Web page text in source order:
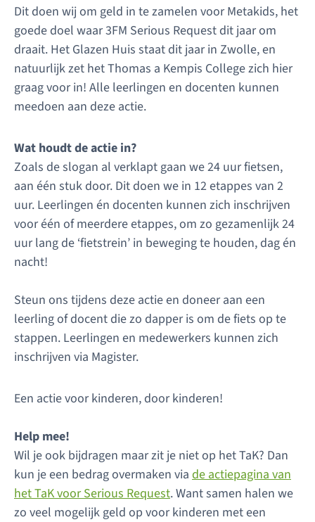
Dit doen wij om geld in te zamelen voor Metakids, het
goede doel waar 3FM Serious Request dit jaar om
draait. Het Glazen Huis staat dit jaar in Zwolle, en
natuurlijk zet het Thomas a Kempis College zich hier
graag voor in! Alle leerlingen en docenten kunnen
meedoen aan deze actie.
Wat houdt de actie in?
Zoals de slogan al verklapt gaan we 24 uur fietsen,
aan één stuk door. Dit doen we in 12 etappes van 2
uur. Leerlingen én docenten kunnen zich inschrijven
voor één of meerdere etappes, om zo gezamenlijk 24
uur lang de ‘fietstrein’ in beweging te houden, dag én
nacht!
Steun ons tijdens deze actie en doneer aan een
leerling of docent die zo dapper is om de fiets op te
stappen. Leerlingen en medewerkers kunnen zich
inschrijven via Magister.
Een actie voor kinderen, door kinderen!
Help mee!
Wil je ook bijdragen maar zit je niet op het TaK? Dan
kun je een bedrag overmaken via de actiepagina van
het TaK voor Serious Request. Want samen halen we
zo veel mogelijk geld op voor kinderen met een